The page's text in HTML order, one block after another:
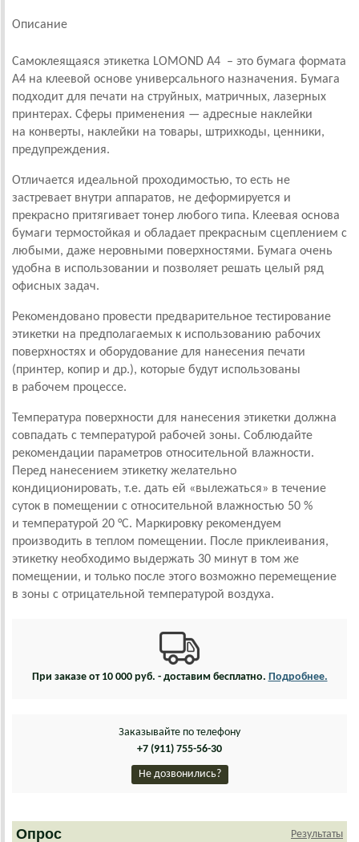
Описание
Самоклеящаяся этикетка LOMOND А4 – это бумага формата
А4 на клеевой основе универсального назначения. Бумага
подходит для печати на струйных, матричных, лазерных
принтерах. Сферы применения — адресные наклейки
на конверты, наклейки на товары, штрихкоды, ценники,
предупреждения.
Отличается идеальной проходимостью, то есть не
застревает внутри аппаратов, не деформируется и
прекрасно притягивает тонер любого типа. Клеевая основа
бумаги термостойкая и обладает прекрасным сцеплением с
любыми, даже неровными поверхностями. Бумага очень
удобна в использовании и позволяет решать целый ряд
офисных задач.
Рекомендовано провести предварительное тестирование
этикетки на предполагаемых к использованию рабочих
поверхностях и оборудование для нанесения печати
(принтер, копир и др.), которые будут использованы
в рабочем процессе.
Температура поверхности для нанесения этикетки должна
совпадать с температурой рабочей зоны. Соблюдайте
рекомендации параметров относительной влажности.
Перед нанесением этикетку желательно
кондиционировать, т.е. дать ей «вылежаться» в течение
суток в помещении с относительной влажностью 50 %
и температурой 20 °С. Маркировку рекомендуем
производить в теплом помещении. После приклеивания,
этикетку необходимо выдержать 30 минут в том же
помещении, и только после этого возможно перемещение
в зоны с отрицательной температурой воздуха.
При заказе от 10 000 руб. - доставим бесплатно. Подробнее.
Заказывайте по телефону
+7 (911) 755-56-30
Не дозвонились?
Опрос Результаты